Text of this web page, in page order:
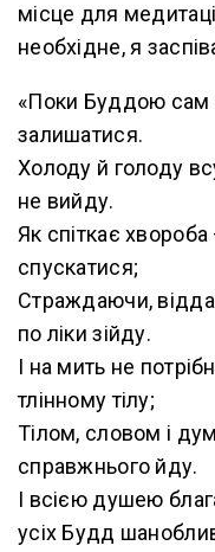
місце для
необхідне, я
«Поки Буддою сам
залишатися.
Холоду й голоду
не вийду.
Як спіткає
спускатися;
Страждаючи,
по ліки зійду.
І на мить не
тлінному тілу;
Тілом, словом і
справжнього йду.
І всією душею
усіх Будд